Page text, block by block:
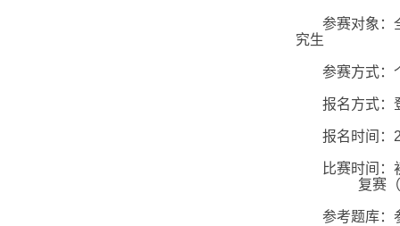
参赛对象：
究生
参赛方式：
报名方式：
报名时间：
比赛时间：
复赛
参考题库：